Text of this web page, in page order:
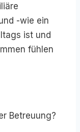
-wie ein
ist und
fühlen
Betreuung?